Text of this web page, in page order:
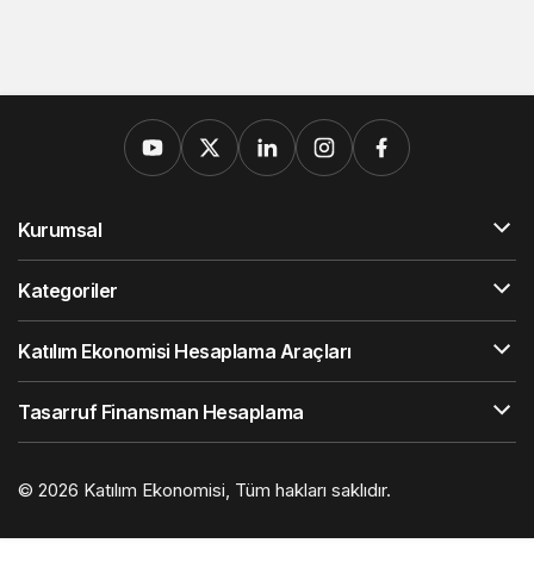
Kurumsal
Kategoriler
Katılım Ekonomisi Hesaplama Araçları
Tasarruf Finansman Hesaplama
© 2026 Katılım Ekonomisi , Tüm hakları saklıdır.